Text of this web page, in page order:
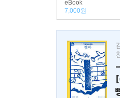
eBook
7,000원